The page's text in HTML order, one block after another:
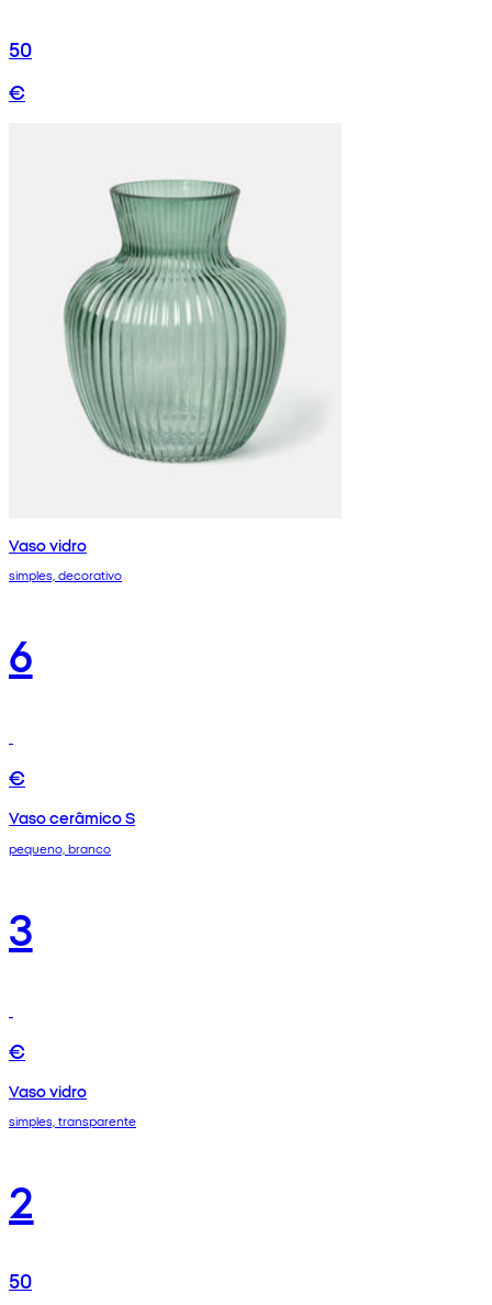
50
€
Vaso vidro
simples, decorativo
6
€
Vaso cerâmico S
pequeno, branco
3
€
Vaso vidro
simples, transparente
2
50